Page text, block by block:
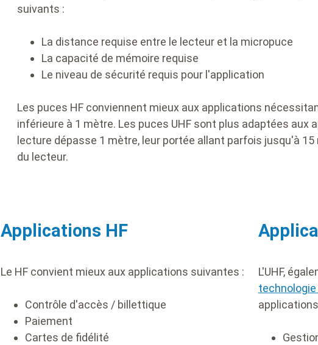
suivants :
La distance requise entre le lecteur et la micropuce
La capacité de mémoire requise
Le niveau de sécurité requis pour l'application
Les puces HF conviennent mieux aux applications
inférieure à 1 mètre. Les puces UHF sont plus adaptées aux
lecture dépasse 1 mètre, leur portée allant parfois jusqu'à
du lecteur.
Applications HF
Le HF convient mieux aux applications suivantes :
Contrôle d'accès / billettique
Paiement
Cartes de fidélité
L'UHF,
technologie